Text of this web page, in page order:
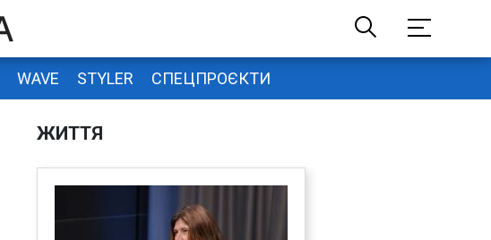
WAVE STYLER СПЕЦПРОЄКТИ
ЖИТТЯ